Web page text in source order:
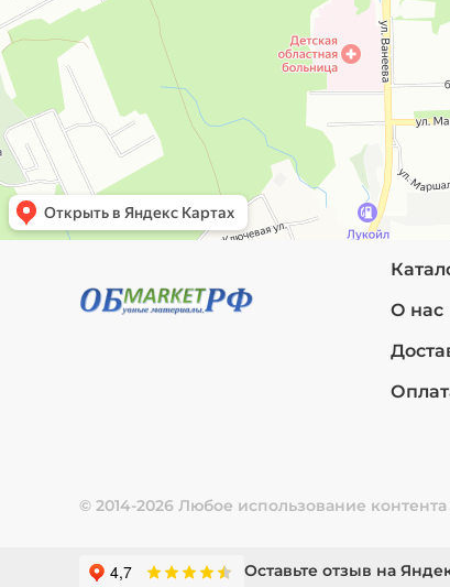
О нас
© 2014-2026 Любое использование
Оставьте отзыв на